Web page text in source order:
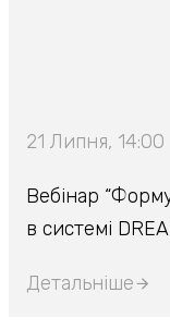
21 Липня, 14:00
Вебінар
в системі
Детальніше